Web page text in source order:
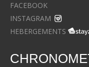
FACEBOOK
INSTAGRAM
HEBERGEMENTS